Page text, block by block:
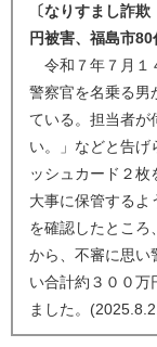
〔なりすまし詐
円被害、福島市
令和７年７月１
警察官を名乗る男
ている。担当者が
い。」などと告げ
ッシュカード２
大事に保管するよ
を確認したところ
から、不審に思い
い合計約３００万
ました。